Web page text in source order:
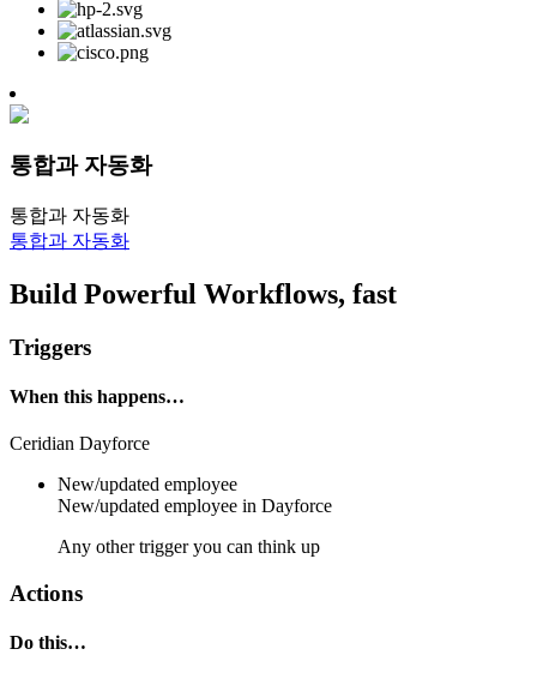
통합과 자동화
통합과 자동화
통합과 자동화
Build Powerful Workflows, fast
Triggers
When this happens…
Ceridian Dayforce
New/updated employee
New/updated employee in Dayforce
Any other trigger you can think up
Actions
Do this…